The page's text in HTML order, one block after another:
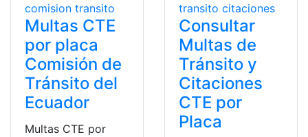
Multas CTE
por placa
Comisión de
Tránsito del
Ecuador
Multas CTE por
Consultar
Multas de
Tránsito y
Citaciones
CTE por
Placa